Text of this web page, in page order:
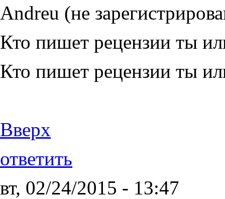
Andreu (не
Кто пишет рецензии ты
Кто пишет рецензии ты
Вверх
ответить
вт, 02/24/2015 - 13:47